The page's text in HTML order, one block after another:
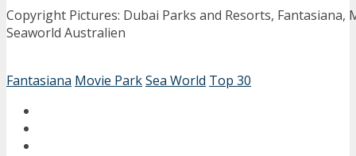
Copyright Pictures: Dubai Parks and Resorts, Fantasiana,
Seaworld Australien
Fantasiana Movie ParkSea World Top 30